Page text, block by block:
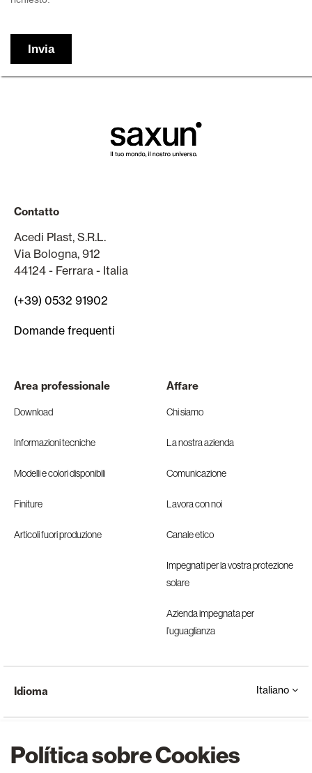
Política sobre Cookies
Contatto
Acedi Plast, S.R.L.
Via Bologna, 912
44124 - Ferrara - Italia
(+39) 0532 91902
Domande frequenti
Area professionale
Download
Informazioni tecniche
Modelli e colori disponibili
Finiture
Articoli fuori produzione
Affare
Chi siamo
La nostra azienda
Comunicazione
Lavora con noi
Canale etico
Impegnati per la vostra protezione
solare
Azienda impegnata per
l’uguaglianza
Idioma Italiano